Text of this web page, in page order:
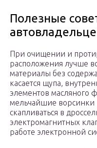
Полезные
При очищении и
расположения лучше
материалы без
касается щупа,
элементов масляного
мельчайшие ворсинки
скапливаться в
электромагнитных
работе электронной